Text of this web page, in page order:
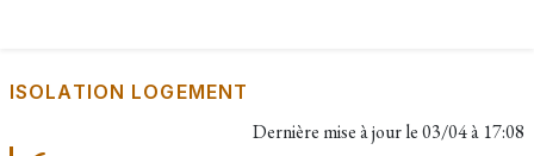
ISOLATION LOGEMENT
Dernière mise à jour le03/04 à 17:08